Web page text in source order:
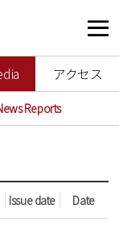
Reports
アクセス
Issue date Date